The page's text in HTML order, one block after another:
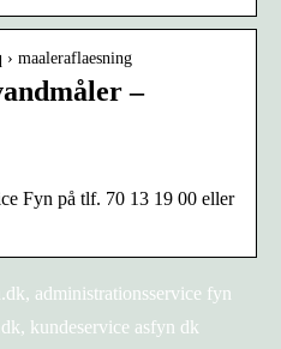
maaleraflaesning
–
Fyn på tlf. 70 13 19 00 eller
administrationsservice fyn
kundeservice asfyn dk